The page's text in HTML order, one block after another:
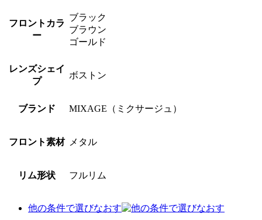
フロントカラ
ー
ブラック
ブラウン
ゴールド
レンズシェイ
プ
ボストン
ブランド MIXAGE（ミクサージュ）
フロント素材 メタル
リム形状 フルリム
他の条件で選びなおす